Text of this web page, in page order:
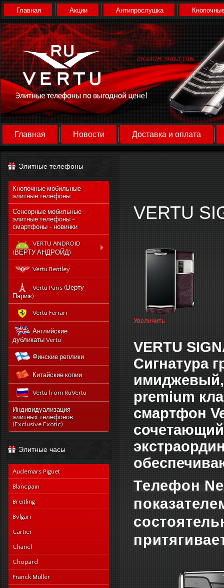
Главная Акции Антипрослушка
Главная Новости Доставка и оплата
Элитные телефоны
Кнопочные мобильные
элитные телефоны
Сенсорные мобильные
элитные телефоны -
смартфоны - новинки
VERTU ANDROID
(ВЕРТУ АНДРОЙД)
Новый Vertu Signature
New Touch
Vertu Constellation X duos
Sim - смартфон Верту
Констелейшен икс на две
сим карты
Vertu Signature touch
Vertu Aster (Верту Астер)
Vertu Ti
Vertu Constellation V
noviy-vertu-signature-
new-touch
catalog
543-vertu-signature-
touch-grape-lizard-
en
navy-alligator-en
category
175-novyj-vertu-
signature-new-touch
Vertu Bentley
Vertu Paris (Верту
Париж)
Vertu Ferrari
Английские
дубликаты Vertu
Финские реплики
Китайские копии
Vertu from RuVertu
Индивидуализация
элитных телефонов
(Exclusive Exotic)
Элитные часы
Audemars Piguet
Blancpain
Breitling
Bvlgari
Cartier
Chanel
Chopard
Franck Muller
VERTU
Увеличить
VERTU
Сигнатура
premium
смартфон
Телефон